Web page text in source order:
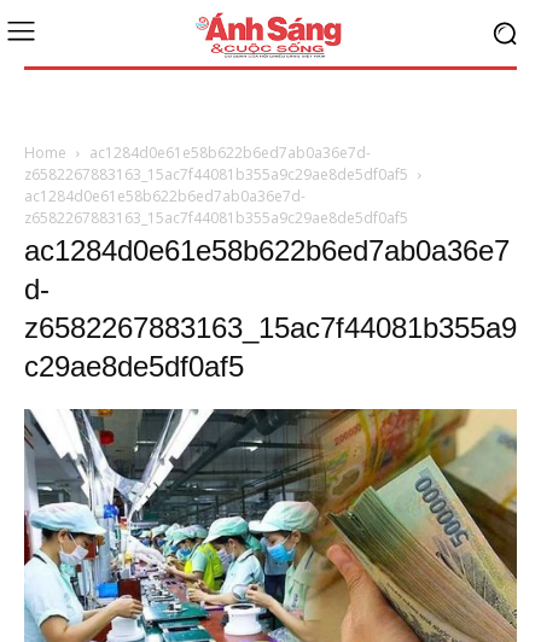
Home
ac1284d0e61e58b622b6ed7ab0a36e7d-
z6582267883163_15ac7f44081b355a9c29ae8de5df0af5
ac1284d0e61e58b622b6ed7ab0a36e7d-
z6582267883163_15ac7f44081b355a9c29ae8de5df0af5
ac1284d0e61e58b622b6ed7ab0a36e7
d-
z6582267883163_15ac7f44081b355a9
c29ae8de5df0af5